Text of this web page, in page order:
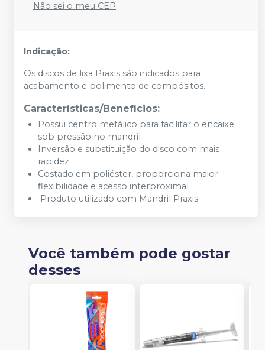
Não sei o meu CEP
Indicação:
Os discos de lixa Praxis são indicados para
acabamento e polimento de compósitos.
Características/Benefícios:
Possui centro metálico para facilitar o encaixe
sob pressão no mandril
Inversão e substituição do disco com mais
rapidez
Costado em poliéster, proporciona maior
flexibilidade e acesso interproximal
Produto utilizado com Mandril Praxis
Você também pode gostar
desses